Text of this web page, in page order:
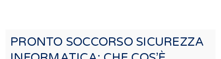
PRONTO SOCCORSO SICUREZZA